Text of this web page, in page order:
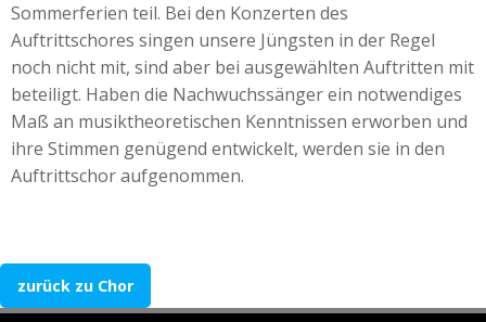
Sommerferien teil. Bei den Konzerten des
Auftrittschores singen unsere Jüngsten in der Regel
noch nicht mit, sind aber bei ausgewählten Auftritten mit
beteiligt. Haben die Nachwuchssänger ein notwendiges
Maß an musiktheoretischen Kenntnissen erworben und
ihre Stimmen genügend entwickelt, werden sie in den
Auftrittschor aufgenommen.
zurück zu Chor